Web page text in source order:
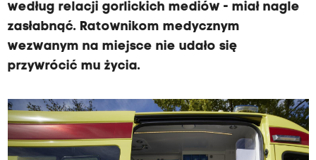
według relacji gorlickich mediów - miał nagle
zasłabnąć. Ratownikom medycznym
wezwanym na miejsce nie udało się
przywrócić mu życia.